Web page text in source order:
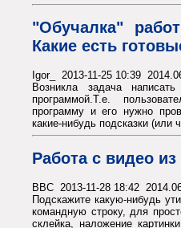
"Обучалка"
Какие есть
Igor_ 2013-11-25 10:39
Возникла задача
программой.Т.е.
программу и его нужно
какие-нибудь подсказки (или
Работа с видео
BBC 2013-11-28 18:42
Подскажите какую-нибудь
командную строку, для
склейка, наложение